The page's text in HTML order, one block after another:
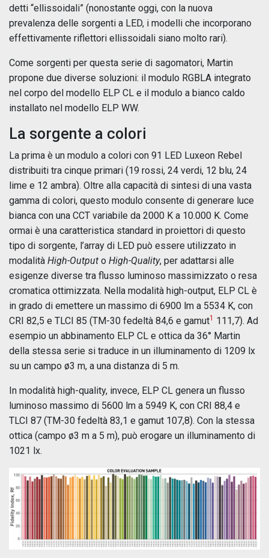
detti “ellissoidali” (nonostante oggi, con la nuova
prevalenza delle sorgenti a LED, i modelli che incorporano
effettivamente riflettori ellissoidali siano molto rari).
Come sorgenti per questa serie di sagomatori, Martin
propone due diverse soluzioni: il modulo RGBLA integrato
nel corpo del modello ELP CL e il modulo a bianco caldo
installato nel modello ELP WW.
La sorgente a colori
La prima è un modulo a colori con 91 LED Luxeon Rebel
distribuiti tra cinque primari (19 rossi, 24 verdi, 12 blu, 24
lime e 12 ambra). Oltre alla capacità di sintesi di una vasta
gamma di colori, questo modulo consente di generare luce
bianca con una CCT variabile da 2000 K a 10.000 K. Come
ormai è una caratteristica standard in proiettori di questo
tipo di sorgente, l’array di LED può essere utilizzato in
modalità High-Output o High-Quality, per adattarsi alle
esigenze diverse tra flusso luminoso massimizzato o resa
cromatica ottimizzata. Nella modalità high-output, ELP CL è
in grado di emettere un massimo di 6900 lm a 5534 K, con
CRI 82,5 e TLCI 85 (TM-30 fedeltà 84,6 e gamut1 111,7). Ad
esempio un abbinamento ELP CL e ottica da 36° Martin
della stessa serie si traduce in un illuminamento di 1209 lx
su un campo ø3 m, a una distanza di 5 m.
In modalità high-quality, invece, ELP CL genera un flusso
luminoso massimo di 5600 lm a 5949 K, con CRI 88,4 e
TLCI 87 (TM-30 fedeltà 83,1 e gamut 107,8). Con la stessa
ottica (campo ø3 m a 5 m), può erogare un illuminamento di
1021 lx.